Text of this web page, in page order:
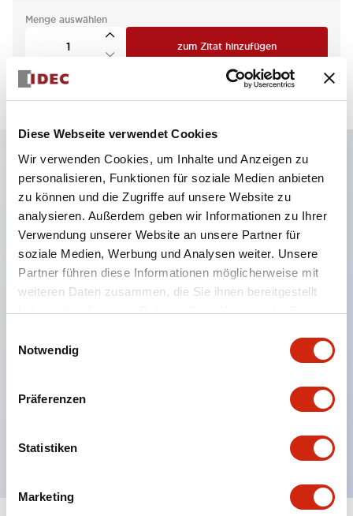
Diese Webseite verwendet Cookies
Wir verwenden Cookies, um Inhalte und Anzeigen zu
personalisieren, Funktionen für soziale Medien anbieten
zu können und die Zugriffe auf unsere Website zu
analysieren. Außerdem geben wir Informationen zu Ihrer
Verwendung unserer Website an unsere Partner für
soziale Medien, Werbung und Analysen weiter. Unsere
Partner führen diese Informationen möglicherweise mit
weiteren Daten zusammen, die Sie ihnen bereitgestellt
haben oder die sie im Rahmen Ihrer Nutzung der Dienste
Notwendig
Präferenzen
Statistiken
Marketing
Menge auswählen
zum Zitat hinzufügen
Hauptmerkmale
Eine dichte Montage in Gruppen ist möglich, und
das An- und Abstecken der Kontakt-Einheit ist
auch bei der dichten Montage in Gruppen einfach
durchführbar.
das An- und Abnehmen des Verriegelungshebels.
Schutzart ist Spritzwassergeschützt, IP65 (IEC
60529). (Der Summer ist geschlossen ausgeführt)